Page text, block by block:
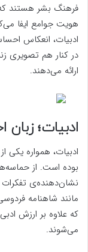
فرهنگ بشر هستند
هویت جوامع ایفا
ادبیات، انعکاس
در کنار هم تصویری
ارائه می‌دهند.
ادبیات؛
ادبیات، همواره یکی
بوده است. از
نشان‌دهنده‌ی
مانند شاهنامه
که علاوه بر ارزش
می‌شوند.